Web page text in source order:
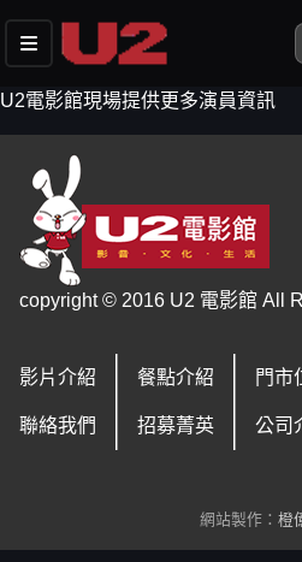
U2電影館現場提供更多演員資訊
copyright © 2016 U2 電影館 All
影片介紹 餐點介紹 門市
聯絡我們 招募菁英 公司
網站製作： 橙